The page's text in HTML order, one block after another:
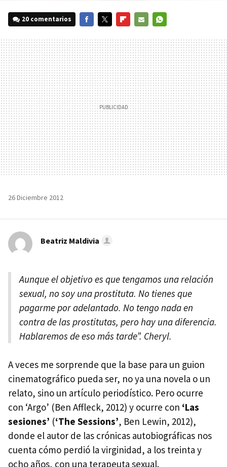
20 comentarios
MAIL
26 Diciembre 2012
Beatriz Maldivia
Aunque el objetivo es que tengamos una relación
sexual, no soy una prostituta. No tienes que
pagarme por adelantado. No tengo nada en
contra de las prostitutas, pero hay una diferencia.
Hablaremos de eso más tarde”. Cheryl.
A veces me sorprende que la base para un guion
cinematográfico pueda ser, no ya una novela o un
relato, sino un artículo periodístico. Pero ocurre
con ‘Argo’ (Ben Affleck, 2012) y ocurre con ‘Las
sesiones’ (‘The Sessions’, Ben Lewin, 2012),
donde el autor de las crónicas autobiográficas nos
cuenta cómo perdió la virginidad, a los treinta y
ocho años, con una terapeuta sexual.